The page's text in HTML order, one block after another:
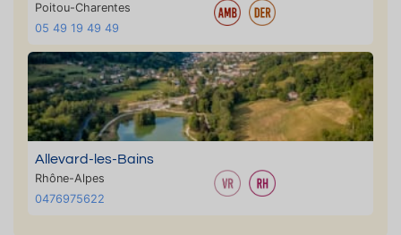
Poitou-Charentes
05 49 19 49 49
Allevard-les-Bains
Rhône-Alpes
0476975622